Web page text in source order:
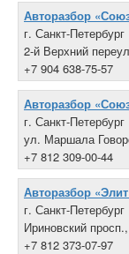
Авторазбор
г. Санкт-Петербург
2-й Верхний
+7 904 638-75-57
Авторазбор
г. Санкт-Петербург
ул. Маршала
+7 812 309-00-44
Авторазбор
г. Санкт-Петербург
Ириновский
+7 812 373-07-97